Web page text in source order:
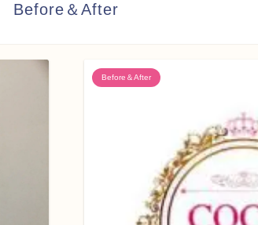
Before＆After
Before＆After